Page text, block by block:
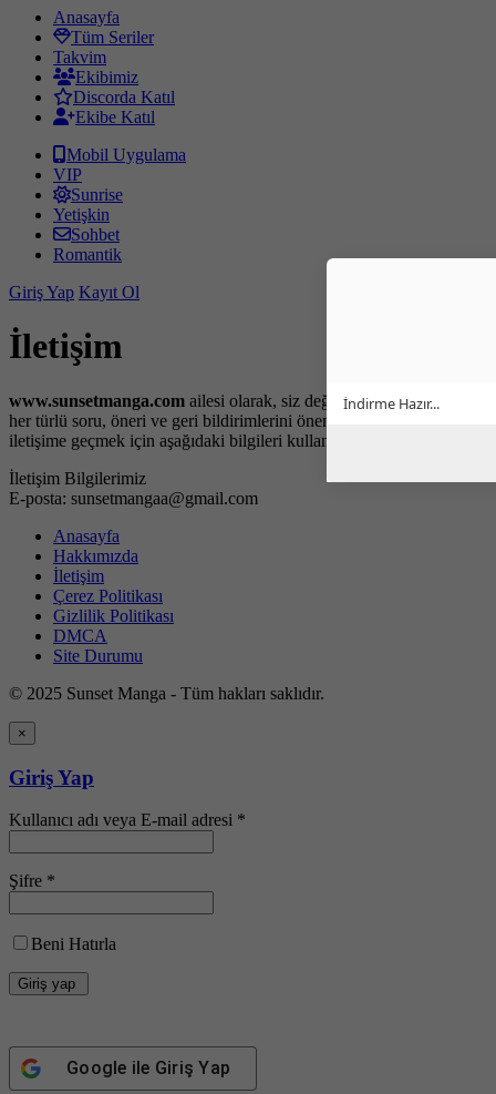
Anasayfa
Tüm Seriler
Takvim
Ekibimiz
Discorda Katıl
Ekibe Katıl
Mobil Uygulama
VIP
Sunrise
Yetişkin
Sohbet
Romantik
Giriş Yap Kayıt Ol
İletişim
www.sunsetmanga.com ailesi olarak, siz değerli okuyucularımızın
her türlü soru, öneri ve geri bildirimlerini önemsiyoruz. Bizimle
iletişime geçmek için aşağıdaki bilgileri kullanabilirsiniz:
İletişim Bilgilerimiz
E-posta: sunsetmangaa@gmail.com
Anasayfa
Hakkımızda
İletişim
Çerez Politikası
Gizlilik Politikası
DMCA
Site Durumu
© 2025 Sunset Manga - Tüm hakları saklıdır.
×
Giriş Yap
Kullanıcı adı veya E-mail adresi *
Şifre *
Beni Hatırla
Google ile Giriş Yap
İndirme Hazır...